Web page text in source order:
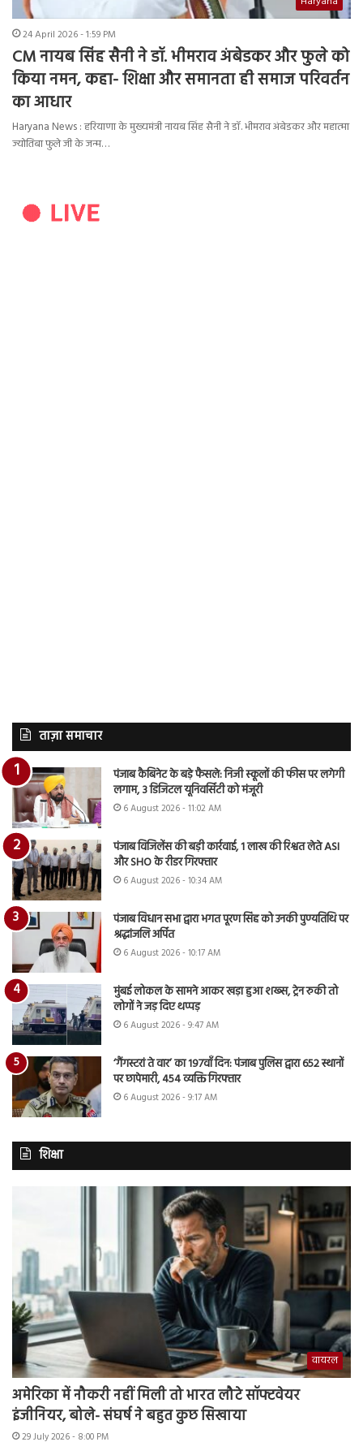
24 April 2026 - 1:59 PM
CM नायब सिंह सैनी ने डॉ. भीमराव अंबेडकर और फुले को
किया नमन, कहा- शिक्षा और समानता ही समाज परिवर्तन
का आधार
Haryana News : हरियाणा के मुख्यमंत्री नायब सिंह सैनी ने डॉ. भीमराव अंबेडकर और महात्मा
ज्योतिबा फुले जी के जन्म…
ताज़ा समाचार
पंजाब कैबिनेट के बड़े फैसले: निजी स्कूलों की फीस पर लगेगी
लगाम, 3 डिजिटल यूनिवर्सिटी को मंजूरी
6 August 2026 - 11:02 AM
पंजाब विजिलेंस की बड़ी कार्रवाई, 1 लाख की रिश्वत लेते ASI
और SHO के रीडर गिरफ्तार
6 August 2026 - 10:34 AM
पंजाब विधान सभा द्वारा भगत पूरण सिंह को उनकी पुण्यतिथि पर
श्रद्धांजलि अर्पित
6 August 2026 - 10:17 AM
मुंबई लोकल के सामने आकर खड़ा हुआ शख्स, ट्रेन रुकी तो
लोगों ने जड़ दिए थप्पड़
6 August 2026 - 9:47 AM
‘गैंगस्टरां ते वार’ का 197वाँ दिन: पंजाब पुलिस द्वारा 652 स्थानों
पर छापेमारी, 454 व्यक्ति गिरफ्तार
6 August 2026 - 9:17 AM
शिक्षा
वायरल
अमेरिका में नौकरी नहीं मिली तो भारत लौटे सॉफ्टवेयर
इंजीनियर, बोले- संघर्ष ने बहुत कुछ सिखाया
29 July 2026 - 8:00 PM